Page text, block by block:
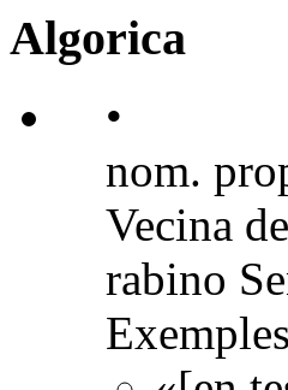
Algorica
•
nom.
Vecina
rabino
Exemples